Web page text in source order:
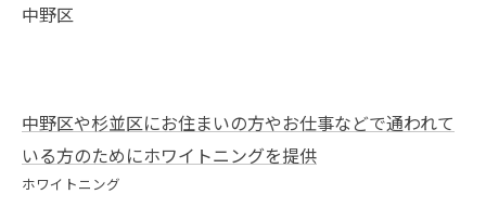
中野区
中野区や杉並区にお住まいの方やお仕事などで通われて
いる方のためにホワイトニングを提供
ホワイトニング